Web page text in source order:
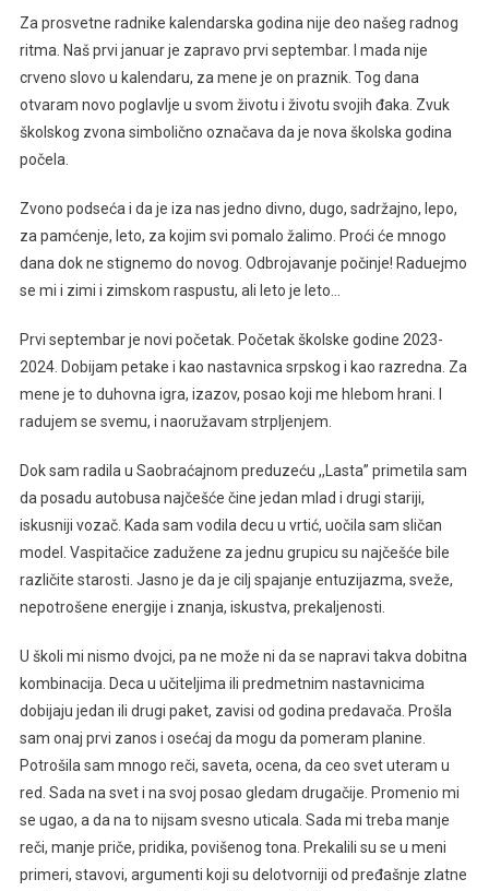
Za prosvetne radnike kalendarska godina nije deo našeg radnog
ritma. Naš prvi januar je zapravo prvi septembar. I mada nije
crveno slovo u kalendaru, za mene je on praznik. Tog dana
otvaram novo poglavlje u svom životu i životu svojih đaka. Zvuk
školskog zvona simbolično označava da je nova školska godina
počela.
Zvono podseća i da je iza nas jedno divno, dugo, sadržajno, lepo,
za pamćenje, leto, za kojim svi pomalo žalimo. Proći će mnogo
dana dok ne stignemo do novog. Odbrojavanje počinje! Raduejmo
se mi i zimi i zimskom raspustu, ali leto je leto…
Prvi septembar je novi početak. Početak školske godine 2023-
2024. Dobijam petake i kao nastavnica srpskog i kao razredna. Za
mene je to duhovna igra, izazov, posao koji me hlebom hrani. I
radujem se svemu, i naoružavam strpljenjem.
Dok sam radila u Saobraćajnom preduzeću ,,Lasta’’ primetila sam
da posadu autobusa najčešće čine jedan mlad i drugi stariji,
iskusniji vozač. Kada sam vodila decu u vrtić, uočila sam sličan
model. Vaspitačice zadužene za jednu grupicu su najčešće bile
različite starosti. Jasno je da je cilj spajanje entuzijazma, sveže,
nepotrošene energije i znanja, iskustva, prekaljenosti.
U školi mi nismo dvojci, pa ne može ni da se napravi takva dobitna
kombinacija. Deca u učiteljima ili predmetnim nastavnicima
dobijaju jedan ili drugi paket, zavisi od godina predavača. Prošla
sam onaj prvi zanos i osećaj da mogu da pomeram planine.
Potrošila sam mnogo reči, saveta, ocena, da ceo svet uteram u
red. Sada na svet i na svoj posao gledam drugačije. Promenio mi
se ugao, a da na to nijsam svesno uticala. Sada mi treba manje
reči, manje priče, pridika, povišenog tona. Prekalili su se u meni
primeri, stavovi, argumenti koji su delotvorniji od pređašnje zlatne